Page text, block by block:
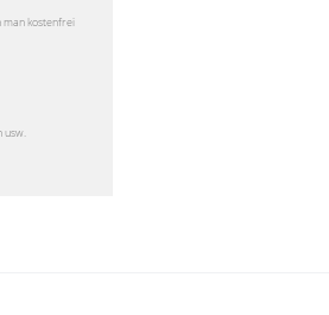
man kostenfrei
usw.